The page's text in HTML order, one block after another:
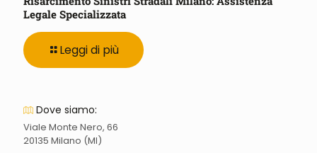
Legale Specializzata
Leggi di più
Dove siamo:
Viale Monte Nero, 66
20135 Milano (MI)